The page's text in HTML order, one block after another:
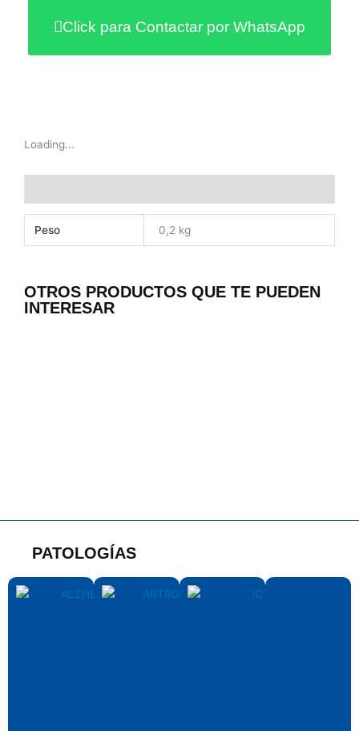
Click para Contactar por WhatsApp
Loading...
Peso 0,2 kg
OTROS PRODUCTOS QUE TE PUEDEN
INTERESAR
PATOLOGÍAS